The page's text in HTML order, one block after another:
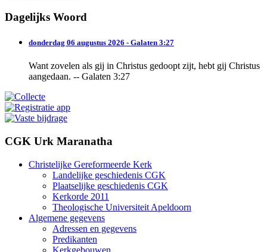
Dagelijks Woord
donderdag 06 augustus 2026 - Galaten 3:27
Want zovelen als gij in Christus gedoopt zijt, hebt gij Christus
aangedaan. -- Galaten 3:27
CGK Urk Maranatha
Christelijke Gereformeerde Kerk
Landelijke geschiedenis CGK
Plaatselijke geschiedenis CGK
Kerkorde 2011
Theologische Universiteit Apeldoorn
Algemene gegevens
Adressen en gegevens
Predikanten
Kerkgebouwen